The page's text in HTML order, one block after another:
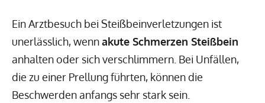
Ein Arztbesuch bei Steißbeinverletzungen ist
unerlässlich, wennakute Schmerzen Steißbein
anhalten oder sich verschlimmern. Bei Unfällen,
die zu einer Prellung führten, können die
Beschwerden anfangs sehr stark sein.